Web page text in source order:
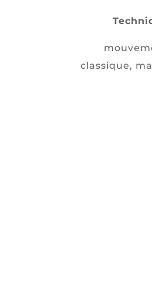
classique,